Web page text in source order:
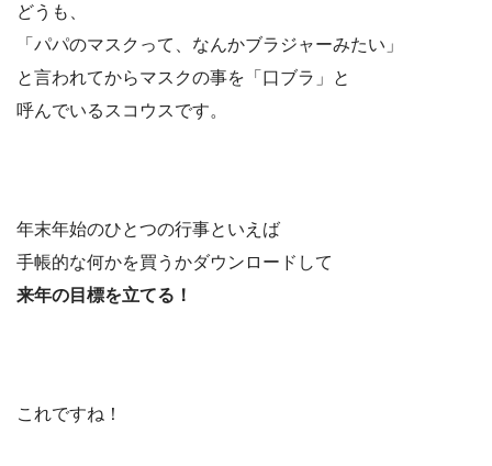
どうも、
「パパのマスクって、なんかブラジャーみたい」
と言われてからマスクの事を「口ブラ」と
呼んでいるスコウスです。
年末年始のひとつの行事といえば
手帳的な何かを買うかダウンロードして
来年の目標を立てる！
これですね！